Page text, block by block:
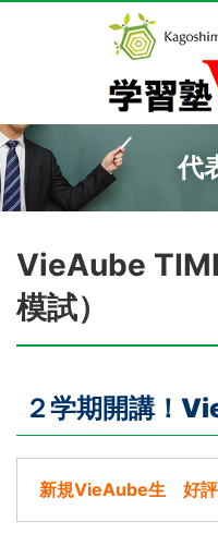
代
VieAube
模試）
２学期開講！
新規VieAube生 好評